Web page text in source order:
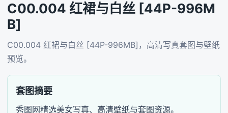
C00.004 红裙与白丝 [44P-996M
B]
C00.004 红裙与白丝 [44P-996MB]，高清写真套图与壁纸
预览。
套图摘要
秀图网精选美女写真、高清壁纸与套图资源。